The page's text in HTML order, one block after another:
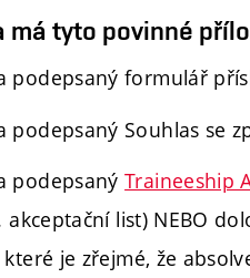
má tyto povinné
podepsaný formulář
podepsaný Souhlas se
podepsaný Traineeship
akceptační list) NEBO
je zřejmé, že